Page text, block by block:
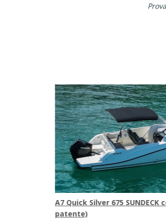
A4 TEOREMA 20 OPEN +
patente)